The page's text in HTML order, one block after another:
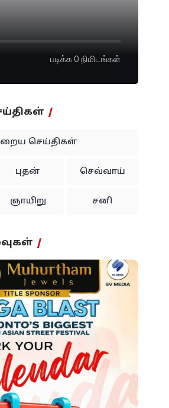
படிக்க 0 நிமிடங்கள்
செய்திகள்
புதன் செவ்வாய்
ஞாயிறு சனி